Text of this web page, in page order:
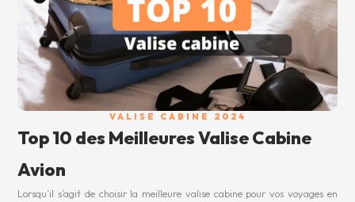
VALISE CABINE 2024
Top 10 des Meilleures Valise Cabine
Avion
Lorsqu’il s’agit de choisir la meilleure valise cabine pour vos voyages en